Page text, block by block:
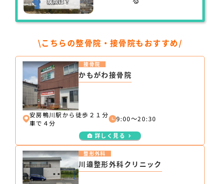
\こちらの整骨院・接骨院もおすすめ/
かもがわ接骨院
接骨院
安房鴨川駅から徒歩２１分
車で４分
9:00～20:30
詳しく見る
川邉整形外科クリニック
整形外科